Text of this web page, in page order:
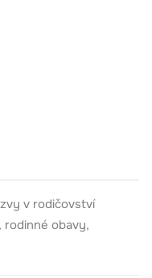
v rodičovství
rodinné obavy,